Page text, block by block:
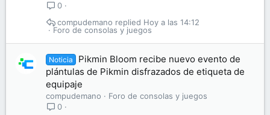
0
Foro de consolas y juegos
Hoy a las 14:12
compudemano
Noticia
Pikmin Bloom recibe nuevo evento de
plántulas de Pikmin disfrazados de etiqueta de
equipaje
compudemano
Foro de consolas y juegos
0